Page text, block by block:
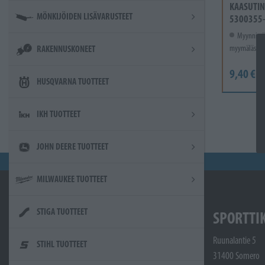
MÖNKIJÖIDEN LISÄVARUSTEET
RAKENNUSKONEET
HUSQVARNA TUOTTEET
IKH TUOTTEET
JOHN DEERE TUOTTEET
MILWAUKEE TUOTTEET
STIGA TUOTTEET
STIHL TUOTTEET
KAASUTIN
myymälässä.
9,40 €
Ruunalantie 5
31400 Somero